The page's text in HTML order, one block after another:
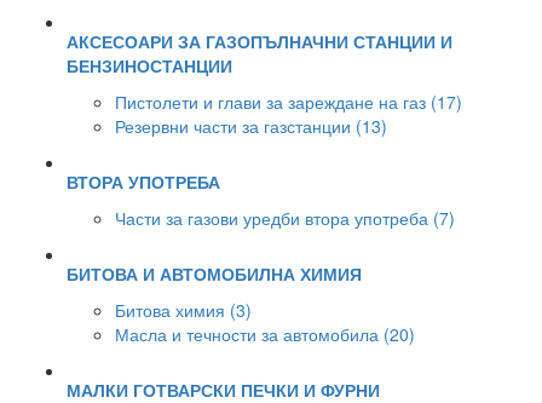
АКСЕСОАРИ ЗА ГАЗОПЪЛНАЧНИ СТАНЦИИ И
БЕНЗИНОСТАНЦИИ
Пистолети и глави за зареждане на газ (17)
Резервни части за газстанции (13)
ВТОРА УПОТРЕБА
Части за газови уредби втора употреба (7)
БИТОВА И АВТОМОБИЛНА ХИМИЯ
Битова химия (3)
Масла и течности за автомобила (20)
МАЛКИ ГОТВАРСКИ ПЕЧКИ И ФУРНИ